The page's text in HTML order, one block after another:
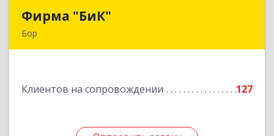
Фирма "БиК"
Бор
Клиентов на сопровождении 127
Подробнее